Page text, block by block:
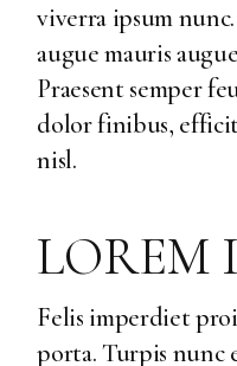
viverra ipsum
augue mauris
Praesent semper
dolor finibus,
nisl.
LOREM
Felis imperdiet
porta. Turpis nunc